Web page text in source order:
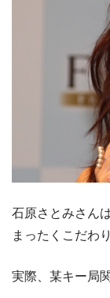
石原さとみさん
まったくこだわ
実際、某キー局